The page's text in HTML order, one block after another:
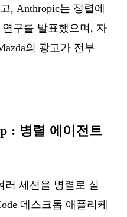
, Anthropic는 정렬에
구를 발표했으며, 자
의 광고가 전부
: 병렬 에이전트
세션을 병렬로 실
데스크톱 애플리케